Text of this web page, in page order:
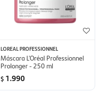
LOREAL PROFESSIONNEL
Máscara L'Oréal Professionnel
Prolonger - 250 ml
$ 1.990